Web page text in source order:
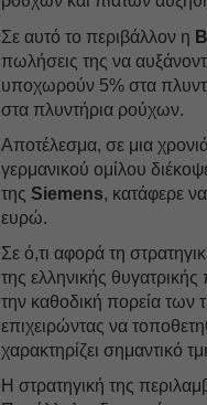
Σε αυτό το περιβάλλον η
πωλήσεις της να
υποχωρούν 5% στα
στα πλυντήρια ρούχων.
Αποτέλεσμα, σε μια
γερμανικού ομίλου
της Siemens, κατάφερε
ευρώ.
Σε ό,τι αφορά τη
της ελληνικής
την καθοδική πορεία των
επιχειρώντας να
χαρακτηρίζει σημαντικό
Η στρατηγική της